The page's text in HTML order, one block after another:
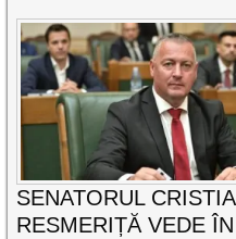
SENATORUL
RESMERIȚĂ VEDE ÎN